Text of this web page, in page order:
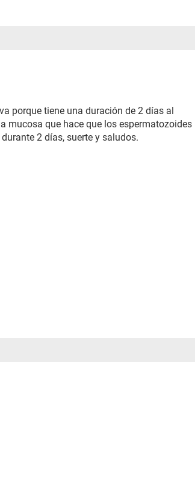
porque tiene una duración de 2 días al
mucosa que hace que los espermatozoides
2 días, suerte y saludos.